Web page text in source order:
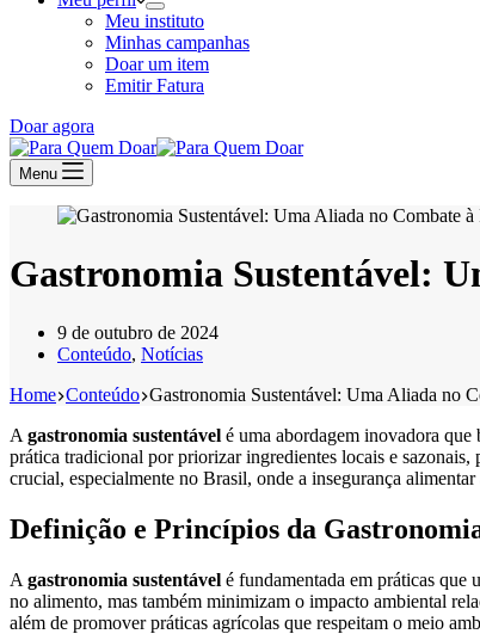
Meu instituto
Minhas campanhas
Doar um item
Emitir Fatura
Doar agora
Menu
Gastronomia Sustentável:
9 de outubro de 2024
Conteúdo, Notícias
Home Conteúdo Gastronomia Sustentável: Uma Aliada no
A gastronomia sustentável é uma abordagem inovadora que
prática tradicional por priorizar ingredientes locais e sazonais,
crucial, especialmente no Brasil, onde a insegurança
Definição e Princípios da
A gastronomia sustentável é fundamentada em práticas que
no alimento, mas também minimizam o impacto ambiental
além de promover práticas agrícolas que respeitam o meio